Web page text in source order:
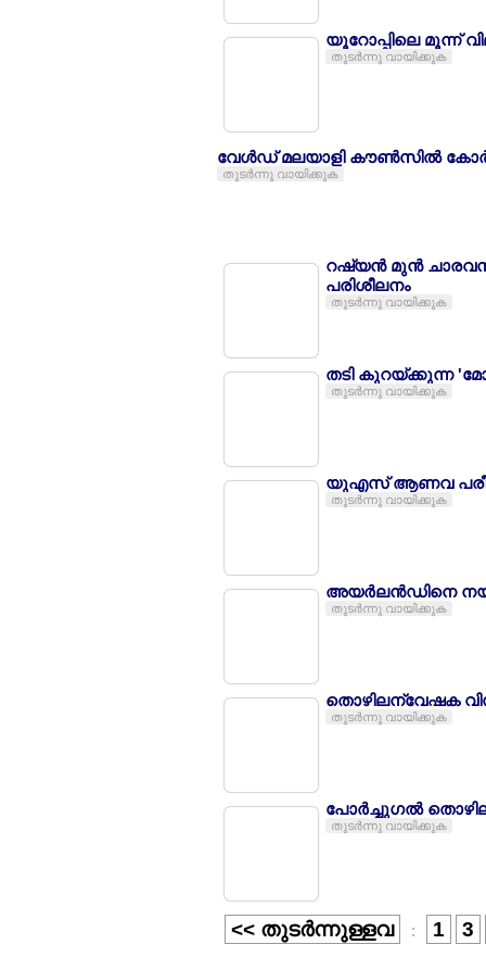
യൂറോപ്പിലെ മൂന്ന്
തുടര്‍ന്നു വായിക്കുക
വേള്‍ഡ് മലയാളി കൗണ്‍സില്‍
തുടര്‍ന്നു വായിക്കുക
റഷ്യന്‍ മുന്‍
പരിശീലനം
തുടര്‍ന്നു വായിക്കുക
തടി കുറയ്ക്കുന്ന
തുടര്‍ന്നു വായിക്കുക
യുഎസ് ആണവ
തുടര്‍ന്നു വായിക്കുക
അയര്‍ലന്‍ഡിനെ
തുടര്‍ന്നു വായിക്കുക
തൊഴിലന്വേഷക
തുടര്‍ന്നു വായിക്കുക
പോര്‍ച്ചുഗല്‍
തുടര്‍ന്നു വായിക്കുക
<< തുടര്‍ന്നുള്ളവ : 1 3